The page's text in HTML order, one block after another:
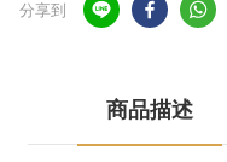
分享到
商品描述